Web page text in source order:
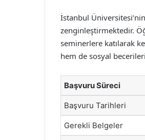
İstanbul
zenginleştirmektedir.
seminerlere katılarak
hem de sosyal
Başvuru Süreci
Başvuru Tarihleri
Gerekli Belgeler